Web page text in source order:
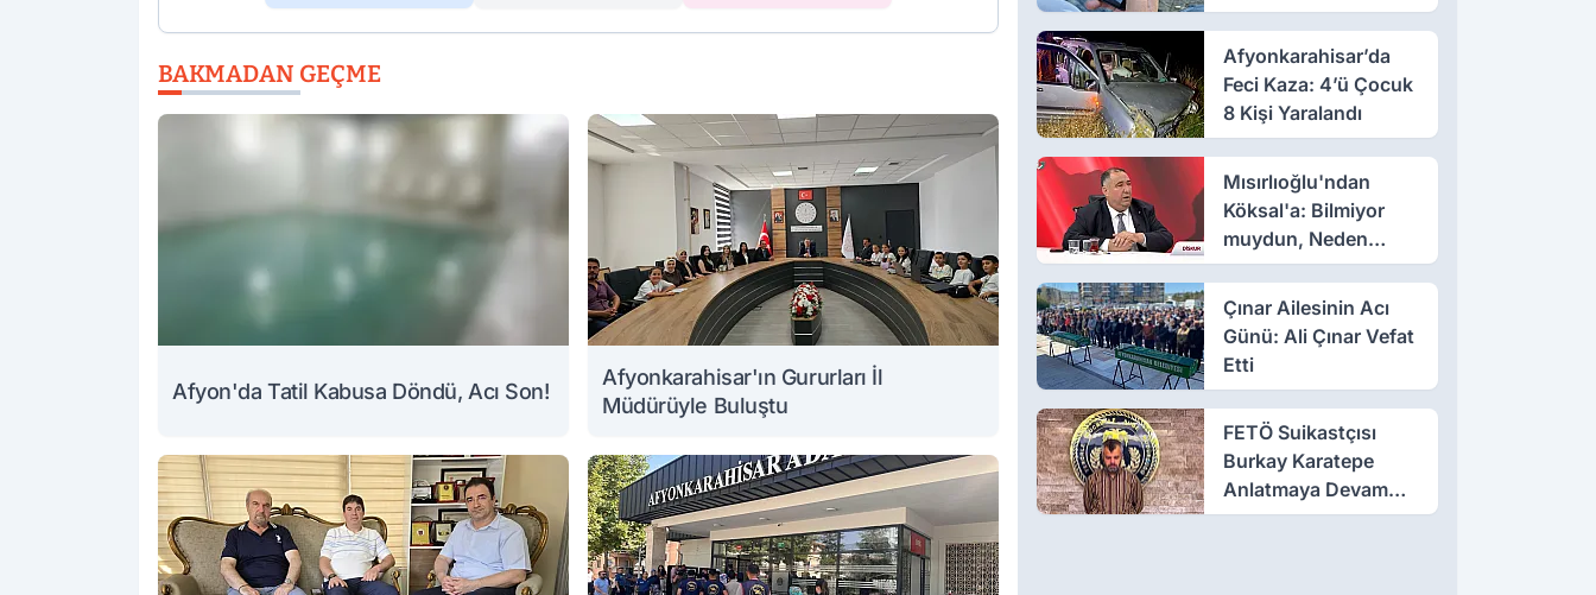
BAKMADAN GEÇME
Afyon'da Tatil Kabusa Döndü, Acı Son!
Afyonkarahisar'ın Gururları İl
Müdürüyle Buluştu
Afyonkarahisar’da
Feci Kaza: 4’ü Çocuk
8 Kişi Yaralandı
Mısırlıoğlu'ndan
Köksal'a: Bilmiyor
muydun, Neden
Muhalefet Adayı
Oldun?
Çınar Ailesinin Acı
Günü: Ali Çınar Vefat
Etti
FETÖ Suikastçısı
Burkay Karatepe
Anlatmaya Devam
Ediyor: Suikast İçin